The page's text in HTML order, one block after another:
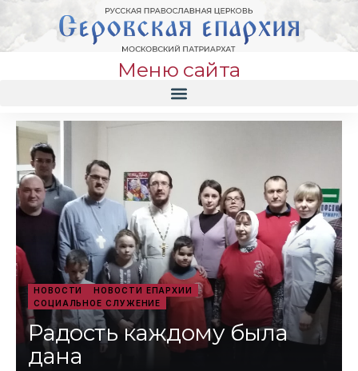
Меню сайта
НОВОСТИ
НОВОСТИ ЕПАРХИИ
СОЦИАЛЬНОЕ СЛУЖЕНИЕ
Радость каждому была
дана